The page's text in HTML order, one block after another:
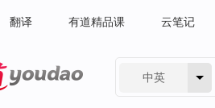
翻译 有道精品课 云笔记
中英